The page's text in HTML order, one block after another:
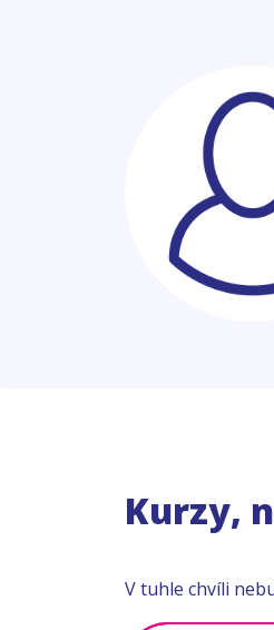
Kurzy,
V tuhle chvíli